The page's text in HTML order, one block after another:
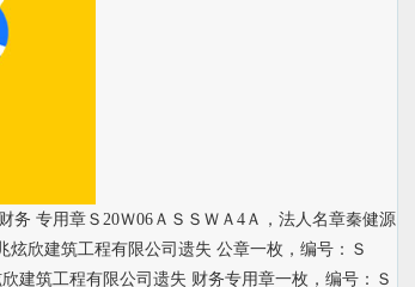
务 专用章Ｓ20Ｗ06ＡＳＳＷＡ4Ａ，法人名章秦健源
炫欣建筑工程有限公司遗失 公章一枚，编号：Ｓ
建筑工程有限公司遗失 财务专用章一枚，编号：Ｓ